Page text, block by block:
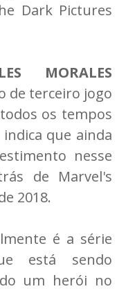
Dark Pictures
MORALES
de terceiro jogo
os tempos
que ainda
nesse
de Marvel's
2018.
é a série
está sendo
um herói no